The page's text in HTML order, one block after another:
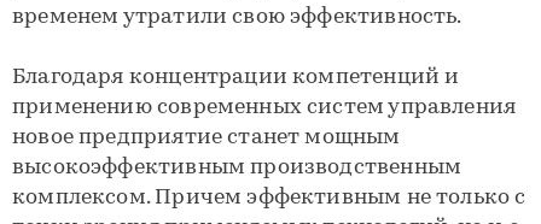
временем утратили свою эффективность.
Благодаря концентрации компетенций и
применению современных систем управления
новое предприятие станет мощным
высокоэффективным производственным
комплексом. Причем эффективным не только с